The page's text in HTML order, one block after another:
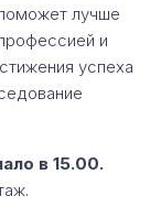
лучше
и
успеха
в 15.00.